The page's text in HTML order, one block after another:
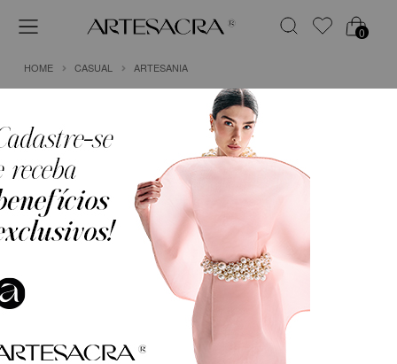
0
HOME CASUAL ARTESANIA